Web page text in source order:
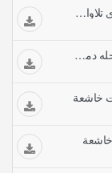
اخر الانعام منيه محله دمنه الشيخ فاروق حمدي تلاوات خاشعة
اخر المزمل والمدثر نسخه من الهورن منيه محله دمنه حمدي تلاوات خاشعة
خاشعة